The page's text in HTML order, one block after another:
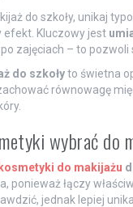
do szkoły, unikaj
efekt. Kluczowy jest
po zajęciach – to pozwoli
do szkołyto świetna
równowagę
wybrać do
kosmetyki do makijażu
ponieważ łączy
jednak lepiej